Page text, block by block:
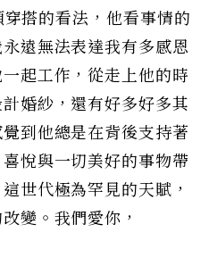
搭的看法，他看事情的
遠無法表達我有多感恩
起工作，從走上他的時
婚紗，還有好多好多其
到他總是在背後支持著
悅與一切美好的事物帶
世代極為罕見的天賦，
變。我們愛你，